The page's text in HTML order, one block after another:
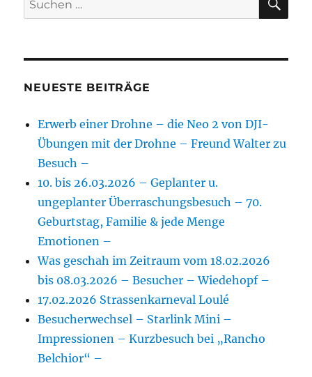
nach:
NEUESTE BEITRÄGE
Erwerb einer Drohne – die Neo 2 von DJI-
Übungen mit der Drohne – Freund Walter zu
Besuch –
10. bis 26.03.2026 – Geplanter u.
ungeplanter Überraschungsbesuch – 70.
Geburtstag, Familie & jede Menge
Emotionen –
Was geschah im Zeitraum vom 18.02.2026
bis 08.03.2026 – Besucher – Wiedehopf –
17.02.2026 Strassenkarneval Loulé
Besucherwechsel – Starlink Mini –
Impressionen – Kurzbesuch bei „Rancho
Belchior“ –